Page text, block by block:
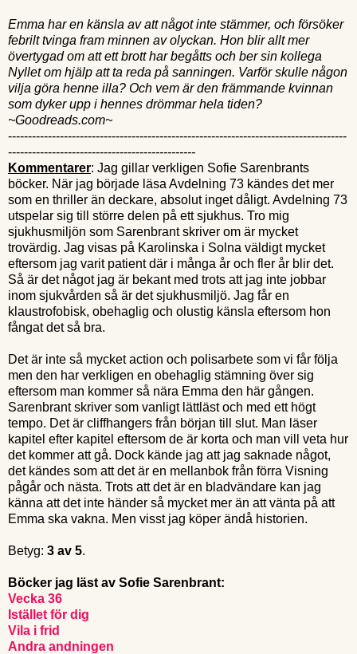
Emma har en känsla av att något inte stämmer, och försöker
febrilt tvinga fram minnen av olyckan. Hon blir allt mer
övertygad om att ett brott har begåtts och ber sin kollega
Nyllet om hjälp att ta reda på sanningen. Varför skulle någon
vilja göra henne illa? Och vem är den främmande kvinnan
som dyker upp i hennes drömmar hela tiden?
~Goodreads.com~
-------------------------------------------------------------------------------------
-----------------------------------------------
Kommentarer: Jag gillar verkligen Sofie Sarenbrants
böcker. När jag började läsa Avdelning 73 kändes det mer
som en thriller än deckare, absolut inget dåligt. Avdelning 73
utspelar sig till större delen på ett sjukhus. Tro mig
sjukhusmiljön som Sarenbrant skriver om är mycket
trovärdig. Jag visas på Karolinska i Solna väldigt mycket
eftersom jag varit patient där i många år och fler år blir det.
Så är det något jag är bekant med trots att jag inte jobbar
inom sjukvården så är det sjukhusmiljö. Jag får en
klaustrofobisk, obehaglig och olustig känsla eftersom hon
fångat det så bra.
Det är inte så mycket action och polisarbete som vi får följa
men den har verkligen en obehaglig stämning över sig
eftersom man kommer så nära Emma den här gången.
Sarenbrant skriver som vanligt lättläst och med ett högt
tempo. Det är cliffhangers från början till slut. Man läser
kapitel efter kapitel eftersom de är korta och man vill veta hur
det kommer att gå. Dock kände jag att jag saknade något,
det kändes som att det är en mellanbok från förra Visning
pågår och nästa. Trots att det är en bladvändare kan jag
känna att det inte händer så mycket mer än att vänta på att
Emma ska vakna. Men visst jag köper ändå historien.
Betyg: 3 av 5.
Böcker jag läst av Sofie Sarenbrant:
Vecka 36
Istället för dig
Vila i frid
Andra andningen